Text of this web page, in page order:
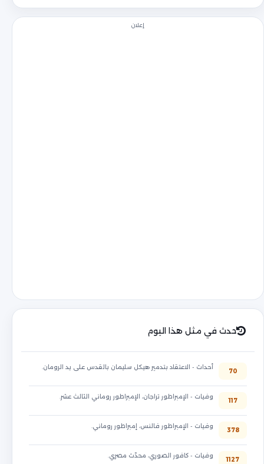
إعلان
حدث في مثل هذا اليوم
70
أحداث - الاعتقاد بتدمير هيكل سليمان بالقدس على يد الرومان.
117
وفيات - الإمبراطور تراجان، الإمبراطور روماني الثالث عشر.
378
وفيات - الإمبراطور فالنس، إمبراطور روماني.
1127
وفيات - كافور الصوري، محدّث مصري.